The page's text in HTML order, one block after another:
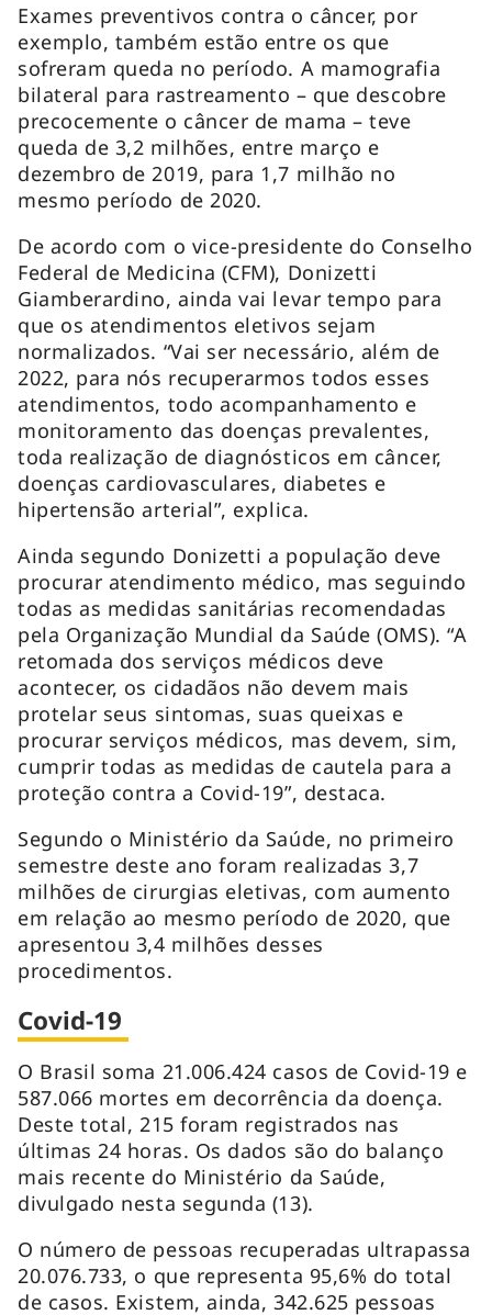
Exames preventivos contra o câncer, por
exemplo, também estão entre os que
sofreram queda no período. A mamografia
bilateral para rastreamento – que descobre
precocemente o câncer de mama – teve
queda de 3,2 milhões, entre março e
dezembro de 2019, para 1,7 milhão no
mesmo período de 2020.
De acordo com o vice-presidente do Conselho
Federal de Medicina (CFM), Donizetti
Giamberardino, ainda vai levar tempo para
que os atendimentos eletivos sejam
normalizados. “Vai ser necessário, além de
2022, para nós recuperarmos todos esses
atendimentos, todo acompanhamento e
monitoramento das doenças prevalentes,
toda realização de diagnósticos em câncer,
doenças cardiovasculares, diabetes e
hipertensão arterial”, explica.
Ainda segundo Donizetti a população deve
procurar atendimento médico, mas seguindo
todas as medidas sanitárias recomendadas
pela Organização Mundial da Saúde (OMS). “A
retomada dos serviços médicos deve
acontecer, os cidadãos não devem mais
protelar seus sintomas, suas queixas e
procurar serviços médicos, mas devem, sim,
cumprir todas as medidas de cautela para a
proteção contra a Covid-19”, destaca.
Segundo o Ministério da Saúde, no primeiro
semestre deste ano foram realizadas 3,7
milhões de cirurgias eletivas, com aumento
em relação ao mesmo período de 2020, que
apresentou 3,4 milhões desses
procedimentos.
Covid-19
O Brasil soma 21.006.424 casos de Covid-19 e
587.066 mortes em decorrência da doença.
Deste total, 215 foram registrados nas
últimas 24 horas. Os dados são do balanço
mais recente do Ministério da Saúde,
divulgado nesta segunda (13).
O número de pessoas recuperadas ultrapassa
20.076.733, o que representa 95,6% do total
de casos. Existem, ainda, 342.625 pessoas